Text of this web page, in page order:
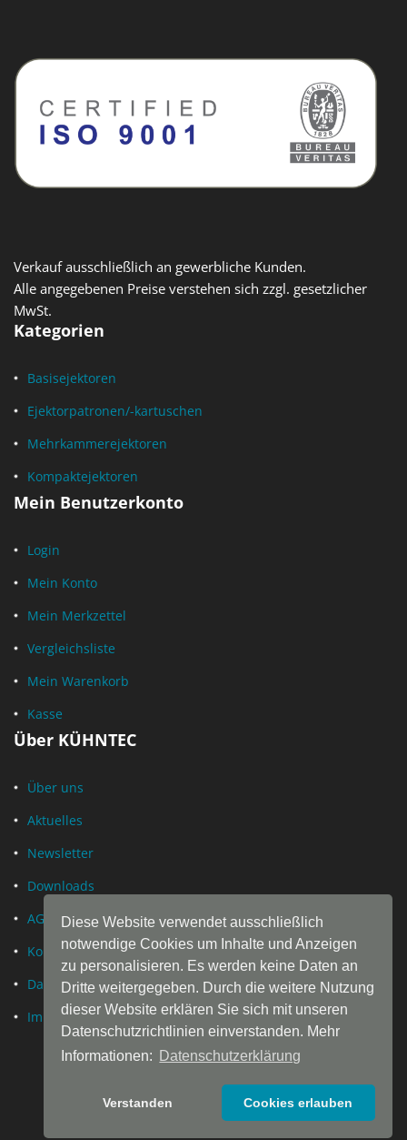
Diese Website verwendet ausschließlich
notwendige Cookies um Inhalte und Anzeigen
zu personalisieren. Es werden keine Daten an
Dritte weitergegeben. Durch die weitere Nutzung
dieser Website erklären Sie sich mit unseren
Datenschutzrichtlinien einverstanden. Mehr
Informationen:
Datenschutzerklärung
Verstanden Cookies erlauben
Verkauf ausschließlich an gewerbliche Kunden.
Alle angegebenen Preise verstehen sich zzgl. gesetzlicher
MwSt.
Kategorien
Basisejektoren
Ejektorpatronen/-kartuschen
Mehrkammerejektoren
Kompaktejektoren
Mein Benutzerkonto
Login
Mein Konto
Mein Merkzettel
Vergleichsliste
Mein Warenkorb
Kasse
Über KÜHNTEC
Über uns
Aktuelles
Newsletter
Downloads
AGB
Kontakt
Datenschutz
Impressum
© Copyright byKÜHNTEC® · Daniel Kühn GmbH & Co. KG ·